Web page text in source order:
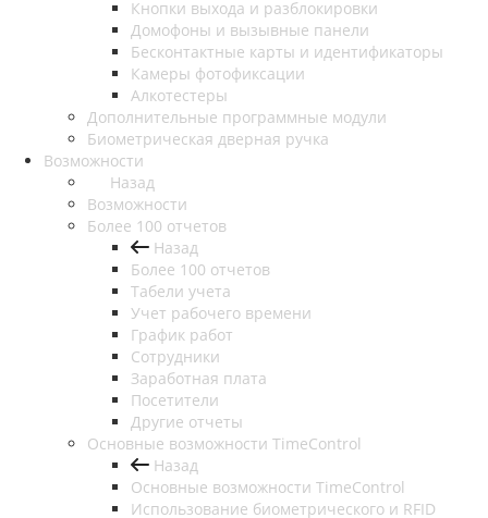
Кнопки выхода и разблокировки
Домофоны и вызывные панели
Бесконтактные карты и идентификаторы
Камеры фотофиксации
Алкотестеры
Дополнительные программные модули
Биометрическая дверная ручка
Возможности
Назад
Возможности
Более 100 отчетов
Назад
Более 100 отчетов
Табели учета
Учет рабочего времени
График работ
Сотрудники
Заработная плата
Посетители
Другие отчеты
Основные возможности TimeControl
Назад
Основные возможности TimeControl
Использование биометрического и RFID